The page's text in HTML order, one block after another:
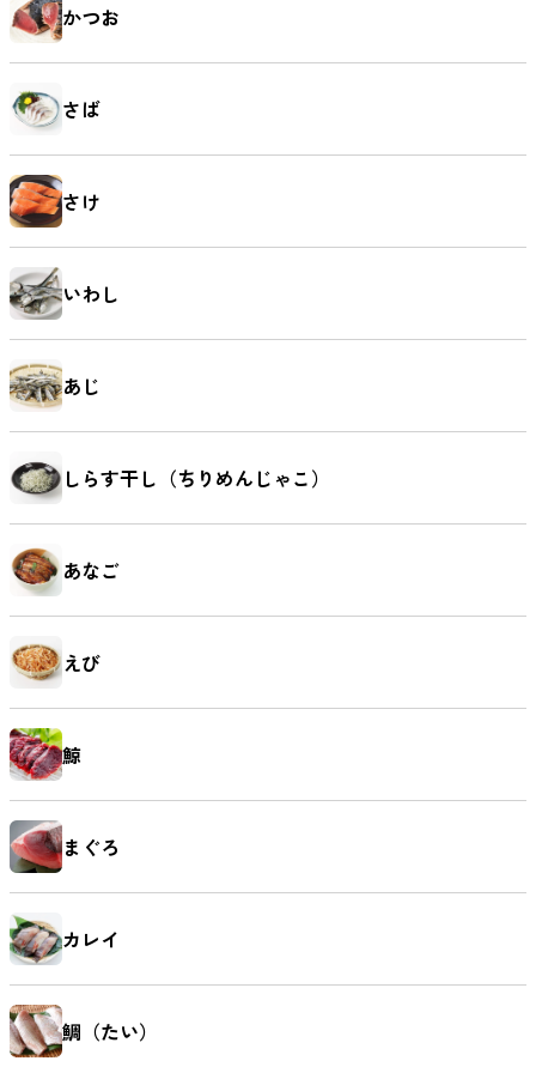
かつお
さば
さけ
いわし
あじ
しらす干し（ちりめんじゃこ）
あなご
えび
鯨
まぐろ
カレイ
鯛（たい）